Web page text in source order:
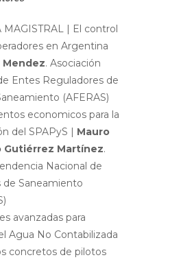
MAGISTRAL | El control
en Argentina
. Asociación
Entes Reguladores de
(AFERAS)
economicos para la
del SPAPyS | Mauro
Gutiérrez Martínez.
Nacional de
de Saneamiento
avanzadas para
Agua No Contabilizada
concretos de pilotos